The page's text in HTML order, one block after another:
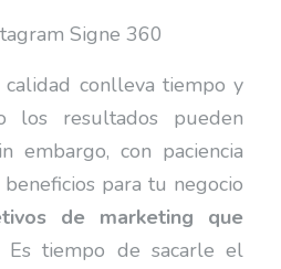
Signe 360
conlleva tiempo y
los resultados pueden
embargo, con paciencia
para tu negocio
de marketing que
Es tiempo de sacarle el